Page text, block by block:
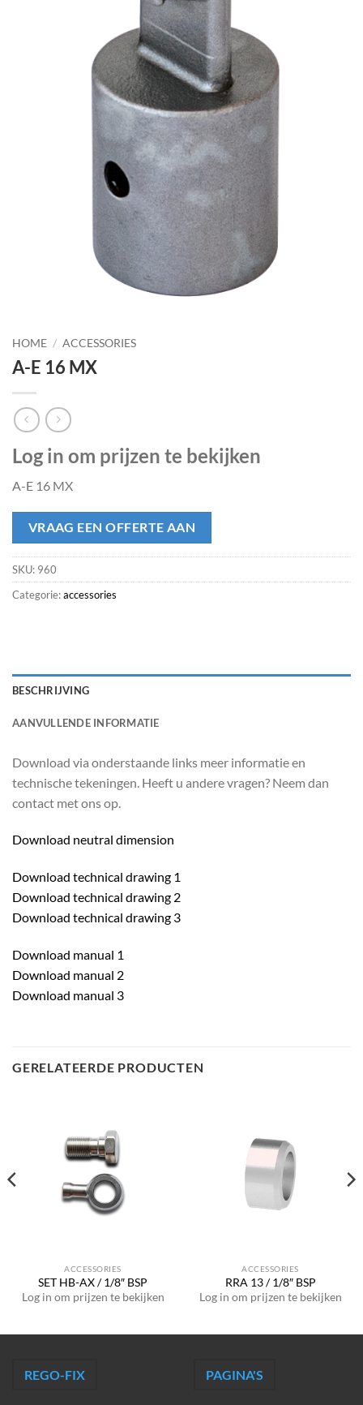
HOME / ACCESSORIES
A-E 16 MX
Log in om prijzen te bekijken
A-E 16 MX
VRAAG EEN OFFERTE AAN
SKU: 960
Categorie:accessories
BESCHRIJVING
AANVULLENDE INFORMATIE
Download via onderstaande links meer informatie en
technische tekeningen. Heeft u andere vragen? Neem dan
contact met ons op.
Download neutral dimension
Download technical drawing 1
Download technical drawing 2
Download technical drawing 3
Download manual 1
Download manual 2
Download manual 3
GERELATEERDE PRODUCTEN
ACCESSORIES
SET HB-AX / 1/8″ BSP
Log in om prijzen te bekijken
ACCESSORIES
RRA 13 / 1/8″ BSP
Log in om prijzen te bekijken
REGO-FIX PAGINA'S